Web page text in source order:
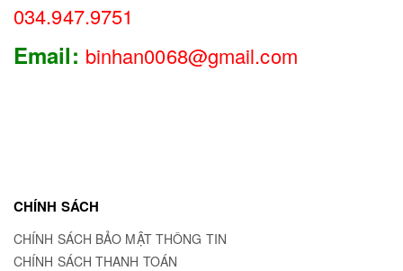
034.947.9751
Email: binhan0068@gmail.com
CHÍNH SÁCH
CHÍNH SÁCH BẢO MẬT THÔNG TIN
CHÍNH SÁCH THANH TOÁN